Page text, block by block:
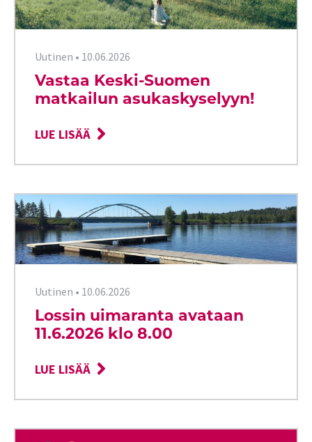
Uutinen • 10.06.2026
Vastaa Keski-Suomen
matkailun asukaskyselyyn!
LUE LISÄÄ
Uutinen • 10.06.2026
Lossin uimaranta avataan
11.6.2026 klo 8.00
LUE LISÄÄ